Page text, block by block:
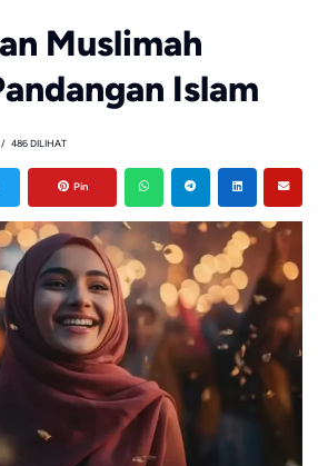
Muslimah
Islam
486 DILIHAT
Pin